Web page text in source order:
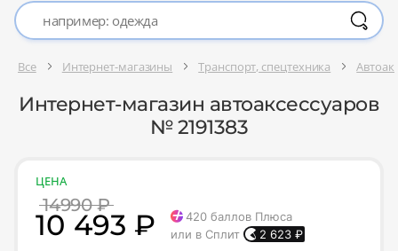
Все Интернет-магазины Транспорт, спецтехника
Интернет-магазин автоаксессуаров
№ 2191383
ЦЕНА
14990 ₽
10 493 ₽ 420баллов Плюса
или в Сплит
2 623₽